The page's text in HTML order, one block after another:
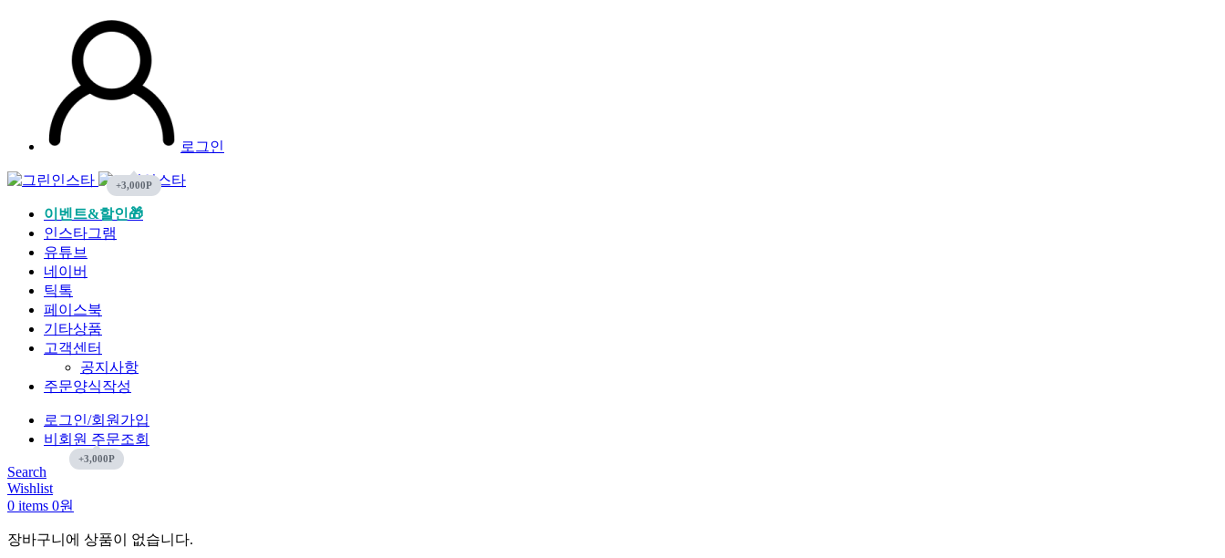
로그인
이벤트&할인🎁
인스타그램
유튜브
네이버
틱톡
페이스북
기타상품
고객센터
공지사항
주문양식작성
로그인/회원가입
비회원 주문조회
Search
Wishlist
0 items 0원
장바구니에 상품이 없습니다.